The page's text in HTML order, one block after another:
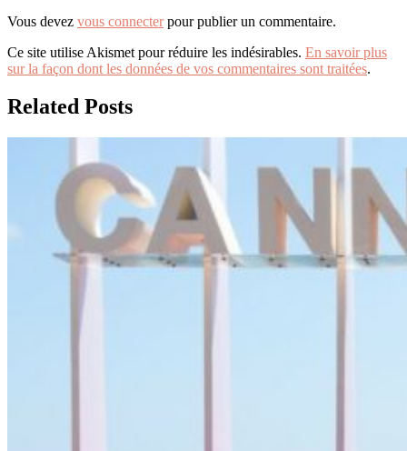
Vous devez vous connecterpour publier un commentaire.
Ce site utilise Akismet pour réduire les indésirables. En savoir plus
sur la façon dont les données de vos commentaires sont traitées.
Related Posts